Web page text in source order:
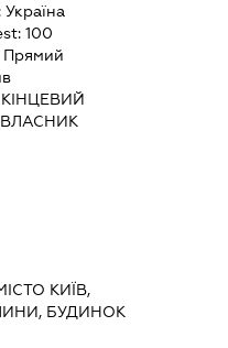
Україна
100
Прямий
КІНЦЕВИЙ
КИЇВ,
БУДИНОК